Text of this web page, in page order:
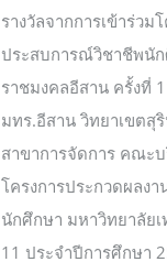
รางวัลจากการเข้าร่วม
ประสบการณ์วิชาชีพนั
ราชมงคลอีสาน ครั้งที่
มทร.อีสาน วิทยาเขตสุ
สาขาการจัดการ คณะบ
โครงการประกวดผลง
นักศึกษา มหาวิทยาลัย
11 ประจำปีการศึกษา